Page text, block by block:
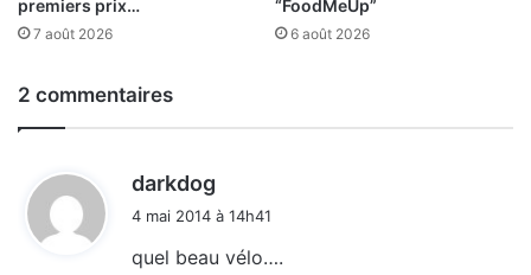
premiers prix…
7 août 2026
“FoodMeUp”
6 août 2026
2 commentaires
darkdog
i
4 mai 2014 à 14h41
quel beau vélo….